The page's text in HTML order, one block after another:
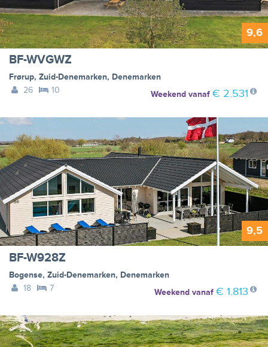
9,6
BF-WVGWZ
Frørup, Zuid-Denemarken, Denemarken
26
10 Weekendvanaf € 2.531
9,5
BF-W928Z
Bogense, Zuid-Denemarken, Denemarken
18
7 Weekendvanaf € 1.813